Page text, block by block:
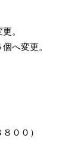
。
へ変更。
００）